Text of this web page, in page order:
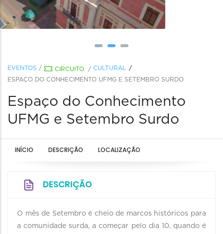
EVENTOS / CIRCUITO / CULTURAL
ESPAÇO DO CONHECIMENTO UFMG E SETEMBRO SURDO
Espaço do Conhecimento
UFMG e Setembro Surdo
INÍCIO DESCRIÇÃO LOCALIZAÇÃO
DESCRIÇÃO
O mês de Setembro é cheio de marcos históricos para
a comunidade surda, a começar pelo dia 10, quando é